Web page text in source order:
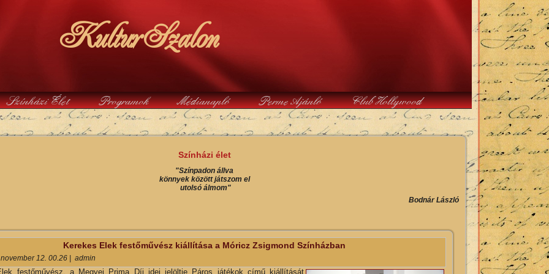
KulturSzalon
Színházi Élet Programok Médianapló Perme Ajánló Club Hollywood
Színházi élet
"Színpadon állva
könnyek között játszom el
utolsó álmom"
Bodnár László
Kerekes Elek festőművész kiállítása a Móricz Zsigmond Színházban
12. 00.26 admin
festőművész, a Megyei Prima Díj idei jelöltje Páros játékok című kiállítását